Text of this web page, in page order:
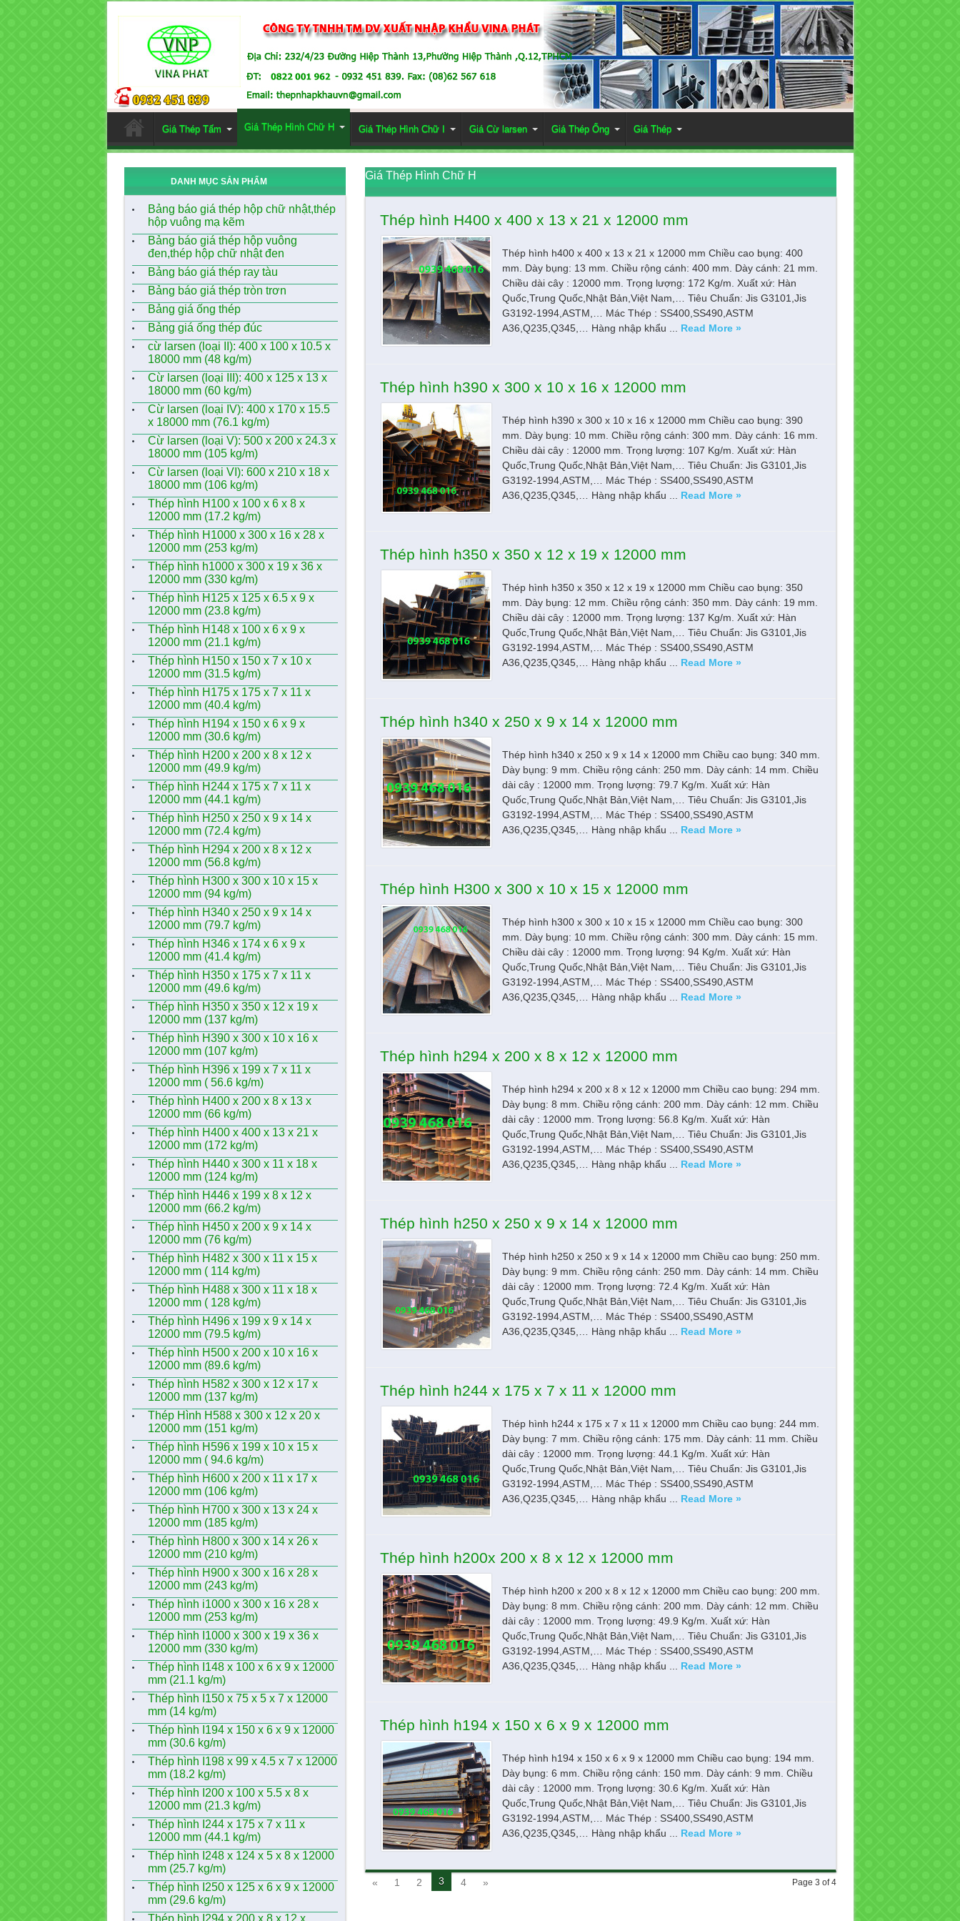
Giá Thép Tấm Giá Thép Hình Chữ H Giá Thép Hình Chữ I Giá Cừ larsen Giá Thép Ống Giá Thép
Giá Thép Hình Chữ H
Thép hình H400 x 400 x 13 x 21 x 12000 mm
Thép hình h400 x 400 x 13 x 21 x 12000 mm Chiều cao bụng: 400
mm. Dày bụng: 13 mm. Chiều rộng cánh: 400 mm. Dày cánh: 21 mm.
Chiều dài cây : 12000 mm. Trọng lượng: 172 Kg/m. Xuất xứ: Hàn
Quốc,Trung Quốc,Nhật Bản,Việt Nam,… Tiêu Chuẩn: Jis G3101,Jis
G3192-1994,ASTM,… Mác Thép : SS400,SS490,ASTM
A36,Q235,Q345,… Hàng nhập khẩu ... Read More »
Thép hình h390 x 300 x 10 x 16 x 12000 mm
Thép hình h390 x 300 x 10 x 16 x 12000 mm Chiều cao bụng: 390
mm. Dày bụng: 10 mm. Chiều rộng cánh: 300 mm. Dày cánh: 16 mm.
Chiều dài cây : 12000 mm. Trọng lượng: 107 Kg/m. Xuất xứ: Hàn
Quốc,Trung Quốc,Nhật Bản,Việt Nam,… Tiêu Chuẩn: Jis G3101,Jis
G3192-1994,ASTM,… Mác Thép : SS400,SS490,ASTM
A36,Q235,Q345,… Hàng nhập khẩu ... Read More »
Thép hình h350 x 350 x 12 x 19 x 12000 mm
Thép hình h350 x 350 x 12 x 19 x 12000 mm Chiều cao bụng: 350
mm. Dày bụng: 12 mm. Chiều rộng cánh: 350 mm. Dày cánh: 19 mm.
Chiều dài cây : 12000 mm. Trọng lượng: 137 Kg/m. Xuất xứ: Hàn
Quốc,Trung Quốc,Nhật Bản,Việt Nam,… Tiêu Chuẩn: Jis G3101,Jis
G3192-1994,ASTM,… Mác Thép : SS400,SS490,ASTM
A36,Q235,Q345,… Hàng nhập khẩu ... Read More »
Thép hình h340 x 250 x 9 x 14 x 12000 mm
Thép hình h340 x 250 x 9 x 14 x 12000 mm Chiều cao bụng: 340 mm.
Dày bụng: 9 mm. Chiều rộng cánh: 250 mm. Dày cánh: 14 mm. Chiều
dài cây : 12000 mm. Trọng lượng: 79.7 Kg/m. Xuất xứ: Hàn
Quốc,Trung Quốc,Nhật Bản,Việt Nam,… Tiêu Chuẩn: Jis G3101,Jis
G3192-1994,ASTM,… Mác Thép : SS400,SS490,ASTM
A36,Q235,Q345,… Hàng nhập khẩu ... Read More »
Thép hình H300 x 300 x 10 x 15 x 12000 mm
Thép hình h300 x 300 x 10 x 15 x 12000 mm Chiều cao bụng: 300
mm. Dày bụng: 10 mm. Chiều rộng cánh: 300 mm. Dày cánh: 15 mm.
Chiều dài cây : 12000 mm. Trọng lượng: 94 Kg/m. Xuất xứ: Hàn
Quốc,Trung Quốc,Nhật Bản,Việt Nam,… Tiêu Chuẩn: Jis G3101,Jis
G3192-1994,ASTM,… Mác Thép : SS400,SS490,ASTM
A36,Q235,Q345,… Hàng nhập khẩu ... Read More »
Thép hình h294 x 200 x 8 x 12 x 12000 mm
Thép hình h294 x 200 x 8 x 12 x 12000 mm Chiều cao bụng: 294 mm.
Dày bụng: 8 mm. Chiều rộng cánh: 200 mm. Dày cánh: 12 mm. Chiều
dài cây : 12000 mm. Trọng lượng: 56.8 Kg/m. Xuất xứ: Hàn
Quốc,Trung Quốc,Nhật Bản,Việt Nam,… Tiêu Chuẩn: Jis G3101,Jis
G3192-1994,ASTM,… Mác Thép : SS400,SS490,ASTM
A36,Q235,Q345,… Hàng nhập khẩu ... Read More »
Thép hình h250 x 250 x 9 x 14 x 12000 mm
Thép hình h250 x 250 x 9 x 14 x 12000 mm Chiều cao bụng: 250 mm.
Dày bụng: 9 mm. Chiều rộng cánh: 250 mm. Dày cánh: 14 mm. Chiều
dài cây : 12000 mm. Trọng lượng: 72.4 Kg/m. Xuất xứ: Hàn
Quốc,Trung Quốc,Nhật Bản,Việt Nam,… Tiêu Chuẩn: Jis G3101,Jis
G3192-1994,ASTM,… Mác Thép : SS400,SS490,ASTM
A36,Q235,Q345,… Hàng nhập khẩu ... Read More »
Thép hình h244 x 175 x 7 x 11 x 12000 mm
Thép hình h244 x 175 x 7 x 11 x 12000 mm Chiều cao bụng: 244 mm.
Dày bụng: 7 mm. Chiều rộng cánh: 175 mm. Dày cánh: 11 mm. Chiều
dài cây : 12000 mm. Trọng lượng: 44.1 Kg/m. Xuất xứ: Hàn
Quốc,Trung Quốc,Nhật Bản,Việt Nam,… Tiêu Chuẩn: Jis G3101,Jis
G3192-1994,ASTM,… Mác Thép : SS400,SS490,ASTM
A36,Q235,Q345,… Hàng nhập khẩu ... Read More »
Thép hình h200x 200 x 8 x 12 x 12000 mm
Thép hình h200 x 200 x 8 x 12 x 12000 mm Chiều cao bụng: 200 mm.
Dày bụng: 8 mm. Chiều rộng cánh: 200 mm. Dày cánh: 12 mm. Chiều
dài cây : 12000 mm. Trọng lượng: 49.9 Kg/m. Xuất xứ: Hàn
Quốc,Trung Quốc,Nhật Bản,Việt Nam,… Tiêu Chuẩn: Jis G3101,Jis
G3192-1994,ASTM,… Mác Thép : SS400,SS490,ASTM
A36,Q235,Q345,… Hàng nhập khẩu ... Read More »
Thép hình h194 x 150 x 6 x 9 x 12000 mm
Thép hình h194 x 150 x 6 x 9 x 12000 mm Chiều cao bụng: 194 mm.
Dày bụng: 6 mm. Chiều rộng cánh: 150 mm. Dày cánh: 9 mm. Chiều
dài cây : 12000 mm. Trọng lượng: 30.6 Kg/m. Xuất xứ: Hàn
Quốc,Trung Quốc,Nhật Bản,Việt Nam,… Tiêu Chuẩn: Jis G3101,Jis
G3192-1994,ASTM,… Mác Thép : SS400,SS490,ASTM
A36,Q235,Q345,… Hàng nhập khẩu ... Read More »
Page 3 of 4
« 1 2 3 4 »
DANH MỤC SẢN PHẨM
Bảng báo giá thép hộp chữ nhật,thép
hộp vuông mạ kẽm
Bảng báo giá thép hộp vuông
đen,thép hộp chữ nhật đen
Bảng báo giá thép ray tàu
Bảng báo giá thép tròn trơn
Bảng giá ống thép
Bảng giá ống thép đúc
cừ larsen (loại II): 400 x 100 x 10.5 x
18000 mm (48 kg/m)
Cừ larsen (loại III): 400 x 125 x 13 x
18000 mm (60 kg/m)
Cừ larsen (loại IV): 400 x 170 x 15.5
x 18000 mm (76.1 kg/m)
Cừ larsen (loại V): 500 x 200 x 24.3 x
18000 mm (105 kg/m)
Cừ larsen (loại VI): 600 x 210 x 18 x
18000 mm (106 kg/m)
Thép hình H100 x 100 x 6 x 8 x
12000 mm (17.2 kg/m)
Thép hình H1000 x 300 x 16 x 28 x
12000 mm (253 kg/m)
Thép hình h1000 x 300 x 19 x 36 x
12000 mm (330 kg/m)
Thép hình H125 x 125 x 6.5 x 9 x
12000 mm (23.8 kg/m)
Thép hình H148 x 100 x 6 x 9 x
12000 mm (21.1 kg/m)
Thép hình H150 x 150 x 7 x 10 x
12000 mm (31.5 kg/m)
Thép hình H175 x 175 x 7 x 11 x
12000 mm (40.4 kg/m)
Thép hình H194 x 150 x 6 x 9 x
12000 mm (30.6 kg/m)
Thép hình H200 x 200 x 8 x 12 x
12000 mm (49.9 kg/m)
Thép hình H244 x 175 x 7 x 11 x
12000 mm (44.1 kg/m)
Thép hình H250 x 250 x 9 x 14 x
12000 mm (72.4 kg/m)
Thép hình H294 x 200 x 8 x 12 x
12000 mm (56.8 kg/m)
Thép hình H300 x 300 x 10 x 15 x
12000 mm (94 kg/m)
Thép hình H340 x 250 x 9 x 14 x
12000 mm (79.7 kg/m)
Thép hình H346 x 174 x 6 x 9 x
12000 mm (41.4 kg/m)
Thép hình H350 x 175 x 7 x 11 x
12000 mm (49.6 kg/m)
Thép hình H350 x 350 x 12 x 19 x
12000 mm (137 kg/m)
Thép hình H390 x 300 x 10 x 16 x
12000 mm (107 kg/m)
Thép hình H396 x 199 x 7 x 11 x
12000 mm ( 56.6 kg/m)
Thép hình H400 x 200 x 8 x 13 x
12000 mm (66 kg/m)
Thép hình H400 x 400 x 13 x 21 x
12000 mm (172 kg/m)
Thép hình H440 x 300 x 11 x 18 x
12000 mm (124 kg/m)
Thép hình H446 x 199 x 8 x 12 x
12000 mm (66.2 kg/m)
Thép hình H450 x 200 x 9 x 14 x
12000 mm (76 kg/m)
Thép hình H482 x 300 x 11 x 15 x
12000 mm ( 114 kg/m)
Thép hình H488 x 300 x 11 x 18 x
12000 mm ( 128 kg/m)
Thép hình H496 x 199 x 9 x 14 x
12000 mm (79.5 kg/m)
Thép hình H500 x 200 x 10 x 16 x
12000 mm (89.6 kg/m)
Thép hình H582 x 300 x 12 x 17 x
12000 mm (137 kg/m)
Thép Hình H588 x 300 x 12 x 20 x
12000 mm (151 kg/m)
Thép hình H596 x 199 x 10 x 15 x
12000 mm ( 94.6 kg/m)
Thép hình H600 x 200 x 11 x 17 x
12000 mm (106 kg/m)
Thép hình H700 x 300 x 13 x 24 x
12000 mm (185 kg/m)
Thép hình H800 x 300 x 14 x 26 x
12000 mm (210 kg/m)
Thép hình H900 x 300 x 16 x 28 x
12000 mm (243 kg/m)
Thép hình i1000 x 300 x 16 x 28 x
12000 mm (253 kg/m)
Thép hình I1000 x 300 x 19 x 36 x
12000 mm (330 kg/m)
Thép hình I148 x 100 x 6 x 9 x 12000
mm (21.1 kg/m)
Thép hình I150 x 75 x 5 x 7 x 12000
mm (14 kg/m)
Thép hình I194 x 150 x 6 x 9 x 12000
mm (30.6 kg/m)
Thép hình I198 x 99 x 4.5 x 7 x 12000
mm (18.2 kg/m)
Thép hình I200 x 100 x 5.5 x 8 x
12000 mm (21.3 kg/m)
Thép hình I244 x 175 x 7 x 11 x
12000 mm (44.1 kg/m)
Thép hình I248 x 124 x 5 x 8 x 12000
mm (25.7 kg/m)
Thép hình I250 x 125 x 6 x 9 x 12000
mm (29.6 kg/m)
Thép hình I294 x 200 x 8 x 12 x